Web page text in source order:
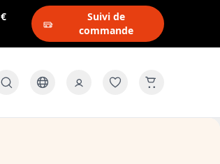
€
Suivi de
commande